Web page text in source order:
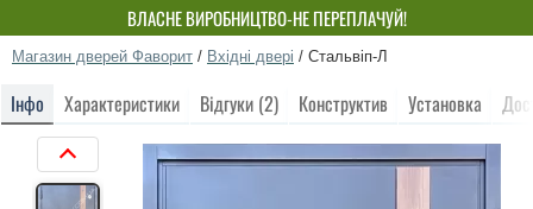
ВЛАСНЕ ВИРОБНИЦТВО-НЕ ПЕРЕПЛАЧУЙ!
Магазин дверей Фаворит / Вхідні двері / Стальвіп-Л
Інфо Характеристики Відгуки (2) Конструктив Установка